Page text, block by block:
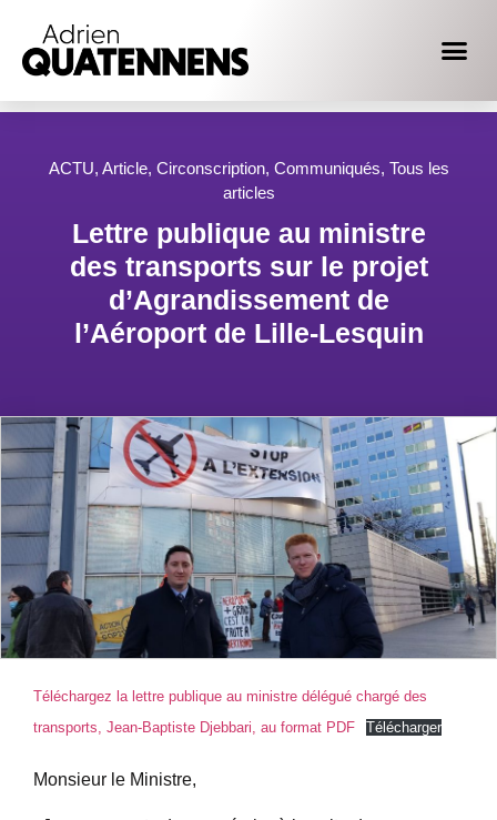
ACTU, Article, Circonscription, Communiqués, Tous les
articles
Lettre publique au ministre
des transports sur le projet
d’Agrandissement de
l’Aéroport de Lille-Lesquin
Téléchargez la lettre publique au ministre délégué chargé des
transports, Jean-Baptiste Djebbari, au format PDF
Télécharger
Monsieur le Ministre,